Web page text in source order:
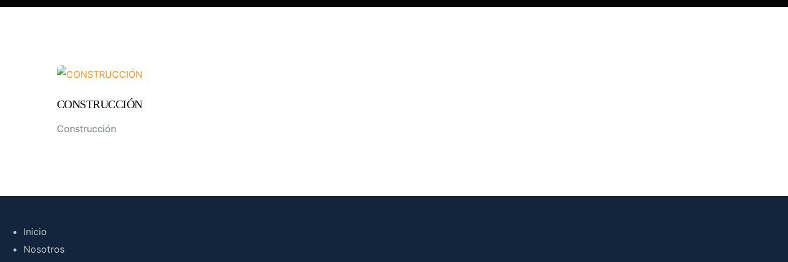
CONSTRUCCIÓN
Construcción
Inicio
Nosotros